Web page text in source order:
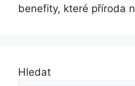
benefity, které příroda
Hledat